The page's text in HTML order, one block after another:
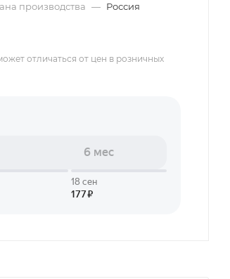
производства — Россия
отличаться от цен в розничных